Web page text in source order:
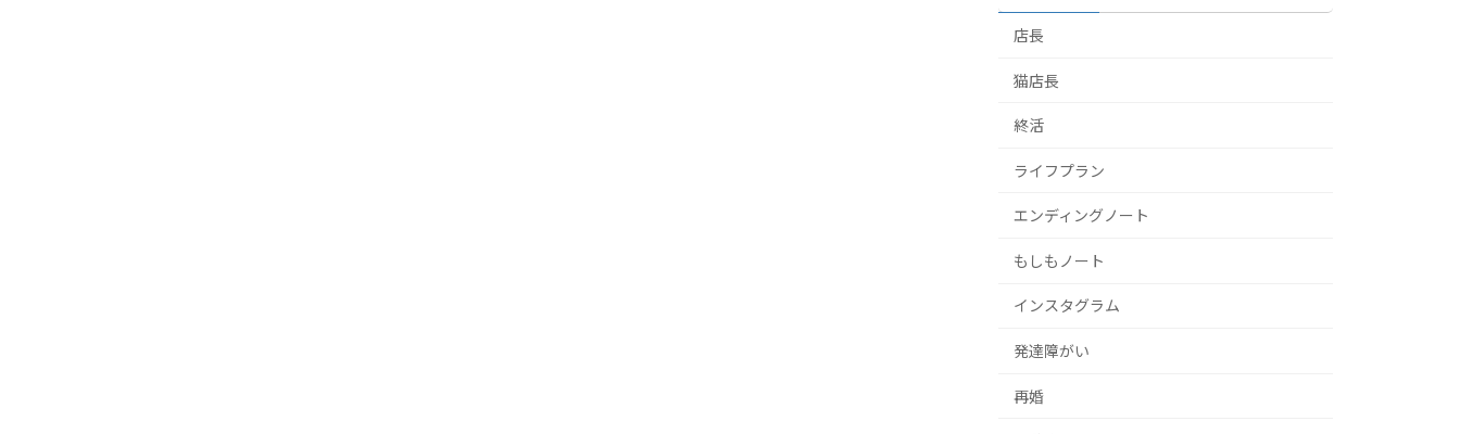
店長
猫店長
終活
ライフプラン
エンディングノート
もしもノート
インスタグラム
発達障がい
再婚